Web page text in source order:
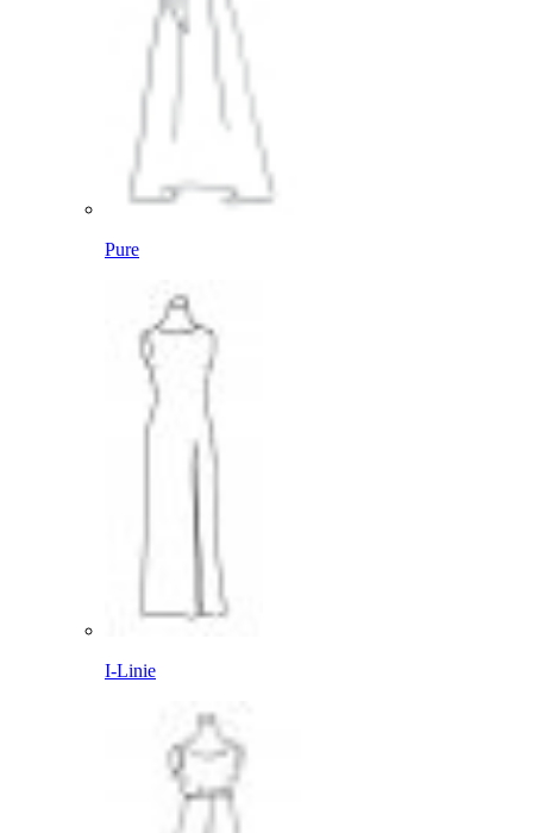
Pure
I-Linie